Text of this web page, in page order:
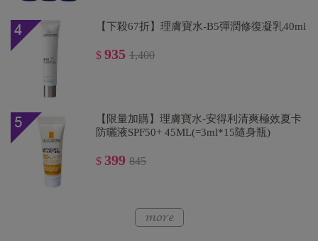
【下殺67折】理膚寶水-B5彈潤修復凝乳40ml
$ 935 1,400
【限量加購】理膚寶水-安得利清爽極效夏卡
防曬液SPF50+ 45ML(=3ml*15隨身瓶)
$ 399 845
【下殺67折】理膚寶水-全護清透亮顏防曬隔
離乳30ml(新瑰蜜霜)